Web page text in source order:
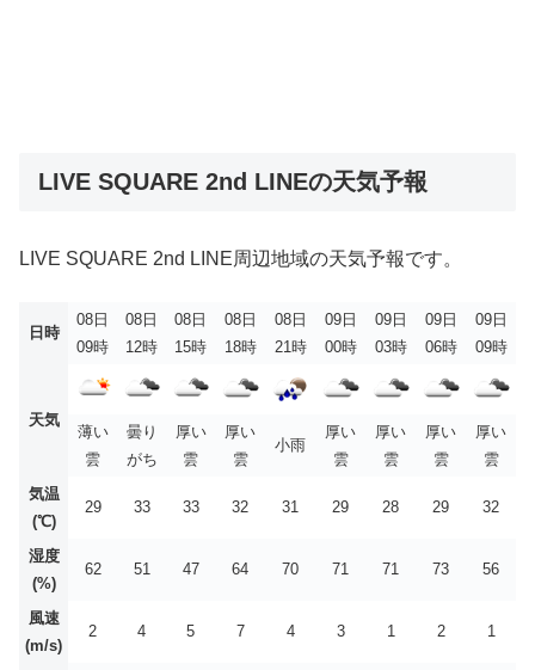
LIVE SQUARE 2nd LINEの天気予報
LIVE SQUARE 2nd LINE周辺地域の天気予報です。
日時
08日
09時
08日
12時
08日
15時
08日
18時
08日
21時
09日
00時
09日
03時
09日
06時
09日
09時
天気
薄い
雲
曇り
がち
厚い
雲
厚い
雲
小雨
厚い
雲
厚い
雲
厚い
雲
厚い
雲
気温
(℃)
29 33 33 32 31 29 28 29 32
湿度
(%)
62 51 47 64 70 71 71 73 56
風速
(m/s)
2 4 5 7 4 3 1 2 1